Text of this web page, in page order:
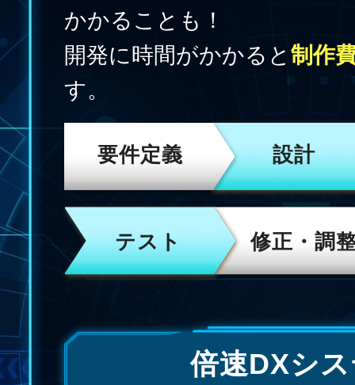
かかることも！
開発に時間がかかると 制作
す。
要件定義 設計
テスト 修正・調
倍速DXシ